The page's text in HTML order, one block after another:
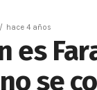
hace 4 años
es
se